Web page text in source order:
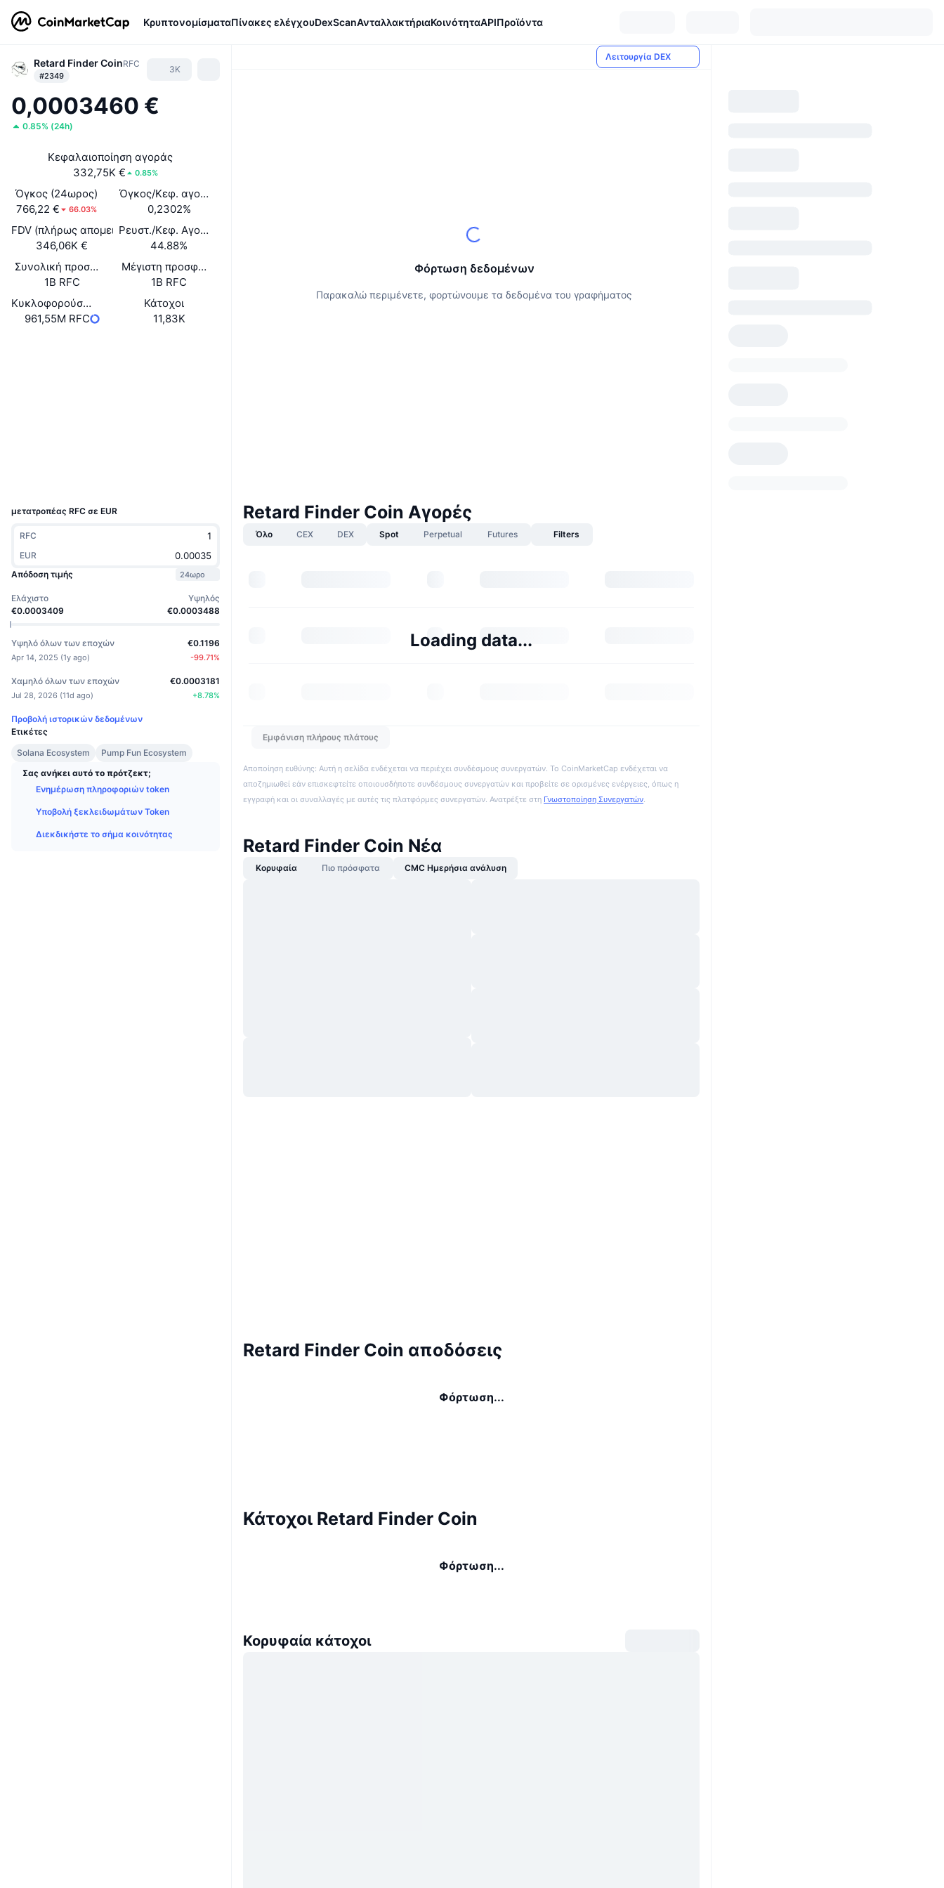
ΚρυπτονομίσματαΠίνακες ελέγχουDexScanΑνταλλακτήριαΚοινότηταAPIΠροϊόντα
Retard Finder CoinRFC
#2349
3K
0,0003460 €
0.85% (24h)
Κεφαλαιοποίηση αγοράς
332,75K €
0.85%
Όγκος (24ωρος)
766,22 €
66.03%
Όγκος/Κεφ. αγοράς (24ώ)
0,2302%
FDV (πλήρως απομειωμένη αξία)
346,06K €
Ρευστ./Κεφ. Αγοράς
44.88%
Συνολική προσφορά
1B RFC
Μέγιστη προσφορά
1B RFC
Κυκλοφορούσα Προσφορά
961,55M RFC
Κάτοχοι
11,83K
μετατροπέας RFC σε EUR
RFC
EUR
Απόδοση τιμής
24ωρο
Ελάχιστο
€0.0003409
Υψηλός
€0.0003488
Υψηλό όλων των εποχών
Apr 14, 2025 (1y ago)
€0.1196
-99.71%
Χαμηλό όλων των εποχών
Jul 28, 2026 (11d ago)
€0.0003181
+8.78%
Προβολή ιστορικών δεδομένων
Ετικέτες
Solana Ecosystem
Pump Fun Ecosystem
Σας ανήκει αυτό το πρότζεκτ;
Ενημέρωση πληροφοριών token
Υποβολή ξεκλειδωμάτων Token
Διεκδικήστε το σήμα κοινότητας
Λειτουργία DEX
Φόρτωση δεδομένων
Παρακαλώ περιμένετε, φορτώνουμε τα δεδομένα του γραφήματος
Retard Finder Coin Αγορές
Όλο CEX DEX Spot Perpetual Futures Filters
Loading data...
Εμφάνιση πλήρους πλάτους
Αποποίηση ευθύνης: Αυτή η σελίδα ενδέχεται να περιέχει συνδέσμους συνεργατών. Το CoinMarketCap ενδέχεται να
αποζημιωθεί εάν επισκεφτείτε οποιουσδήποτε συνδέσμους συνεργατών και προβείτε σε ορισμένες ενέργειες, όπως η
εγγραφή και οι συναλλαγές με αυτές τις πλατφόρμες συνεργατών. Ανατρέξτε στη Γνωστοποίηση Συνεργατών.
Retard Finder Coin Νέα
Κορυφαία Πιο πρόσφατα CMC Ημερήσια ανάλυση
Retard Finder Coin αποδόσεις
Φόρτωση...
Κάτοχοι Retard Finder Coin
Φόρτωση...
Κορυφαία κάτοχοι